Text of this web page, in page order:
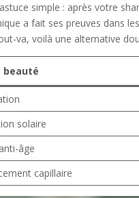
simple : après votre
a fait ses preuves dans
va, voilà une alternative
beauté
solaire
âge
capillaire